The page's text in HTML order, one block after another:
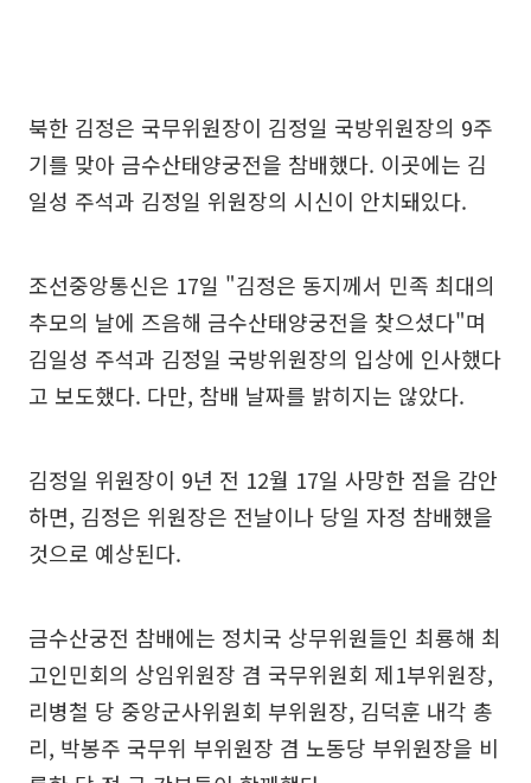
북한 김정은 국무위원장이 김정일 국방위원장의 9주
기를 맞아 금수산태양궁전을 참배했다. 이곳에는 김
일성 주석과 김정일 위원장의 시신이 안치돼있다.
조선중앙통신은 17일 "김정은 동지께서 민족 최대의
추모의 날에 즈음해 금수산태양궁전을 찾으셨다"며
김일성 주석과 김정일 국방위원장의 입상에 인사했다
고 보도했다. 다만, 참배 날짜를 밝히지는 않았다.
김정일 위원장이 9년 전 12월 17일 사망한 점을 감안
하면, 김정은 위원장은 전날이나 당일 자정 참배했을
것으로 예상된다.
금수산궁전 참배에는 정치국 상무위원들인 최룡해 최
고인민회의 상임위원장 겸 국무위원회 제1부위원장,
리병철 당 중앙군사위원회 부위원장, 김덕훈 내각 총
리, 박봉주 국무위 부위원장 겸 노동당 부위원장을 비